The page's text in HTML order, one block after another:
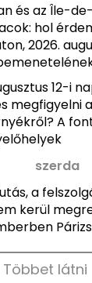
és az Île-
hol
2026.
12-i
megfigyelni
A
szerda
a
kerül
Többet látni